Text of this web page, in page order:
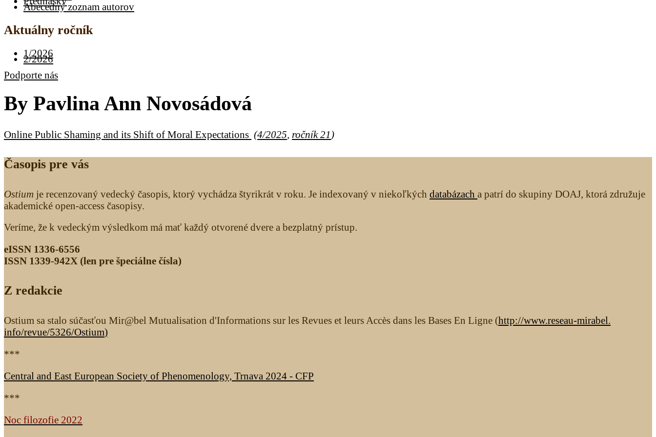
Abecedný zoznam autorov
Aktuálny ročník
1/2026
2/2026
Podporte nás
By Pavlina Ann Novosádová
Online Public Shaming and its Shift of Moral Expectations (4/2025 ročník 21 )
Časopis pre vás
Ostium je recenzovaný vedecký časopis, ktorý vychádza štyrikrát v roku. Je indexovaný v niekoľkých databázach a patrí do skupiny DOAJ, ktorá združuje
akademické open-access časopisy.
Veríme, že k vedeckým výsledkom má mať každý otvorené dvere a bezplatný prístup.
eISSN 1336-6556
ISSN 1339­-942X (len pre špeciálne čísla)
Z redakcie
Ostium sa stalo súčasťou Mir@bel Mutualisation d'Informations sur les Revues et leurs Accès dans les Bases En Ligne (http://www.reseau-mirabel.
info/revue/5326/Ostium)
***
Central and East European Society of Phenomenology, Trnava 2024 - CFP
***
Noc filozofie 2022